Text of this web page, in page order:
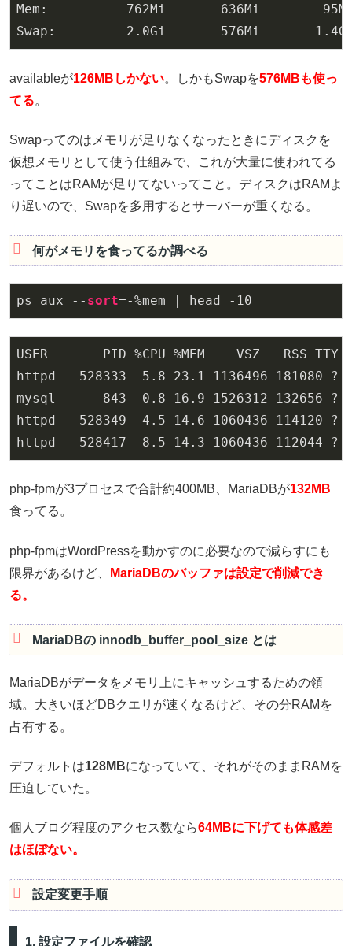
Mem: 762Mi 636Mi 95
Swap: 2.0Gi 576Mi 1.4
availableが126MBしかない。しかもSwapを576MBも使っ
てる。
Swapってのはメモリが足りなくなったときにディスクを
仮想メモリとして使う仕組みで、これが大量に使われてる
ってことはRAMが足りてないってこと。ディスクはRAMよ
り遅いので、Swapを多用するとサーバーが重くなる。
何がメモリを食ってるか調べる
ps aux -- sort=-%mem | head - 10
USER       PID %CPU %MEM    VSZ   RSS TTY
httpd 528333 5.8 23.1 1136496 181080 ?
mysql 843 0.8 16.9 1526312 132656 ?
httpd 528349 4.5 14.6 1060436 114120 ?
httpd 528417 8.5 14.3 1060436 112044 ?
php-fpmが3プロセスで合計約400MB、MariaDBが132MB
食ってる。
php-fpmはWordPressを動かすのに必要なので減らすにも
限界があるけど、
MariaDBのバッファは設定で削減でき
る。
MariaDBの innodb_buffer_pool_size とは
MariaDBがデータをメモリ上にキャッシュするための領
域。大きいほどDBクエリが速くなるけど、その分RAMを
占有する。
デフォルトは128MBになっていて、それがそのままRAMを
圧迫していた。
個人ブログ程度のアクセス数なら64MBに下げても体感差
はほぼない。
設定変更手順
1. 設定ファイルを確認